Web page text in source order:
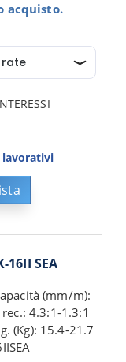
acquisto.
16II SEA
(mm/m):
4.3:1-1.3:1
(Kg): 15.4-21.7